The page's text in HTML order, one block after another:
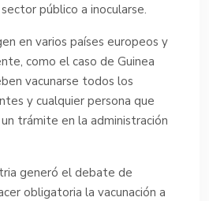
público a inocularse.
en varios países europeos y
como el caso de Guinea
vacunarse todos los
y cualquier persona que
trámite en la administración
generó el debate de
obligatoria la vacunación a